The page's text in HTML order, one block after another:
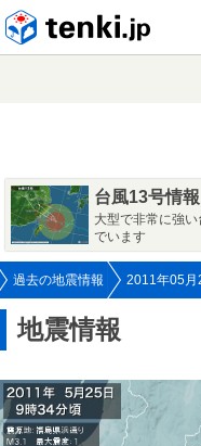
台風13号情報
大型で非常に強
でいます
過去の地震情報 2011年05月
地震情報